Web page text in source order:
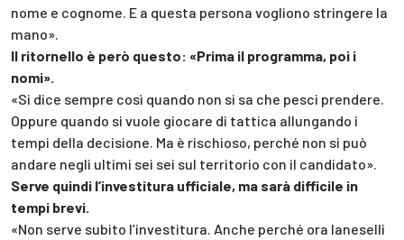
nome e cognome. E a questa persona vogliono stringere la
mano».
Il ritornello è però questo: «Prima il programma, poi i
nomi».
«Si dice sempre così quando non si sa che pesci prendere.
Oppure quando si vuole giocare di tattica allungando i
tempi della decisione. Ma è rischioso, perché non si può
andare negli ultimi sei sei sul territorio con il candidato».
Serve quindi l’investitura ufficiale, ma sarà difficile in
tempi brevi.
«Non serve subito l’investitura. Anche perché ora Ianeselli